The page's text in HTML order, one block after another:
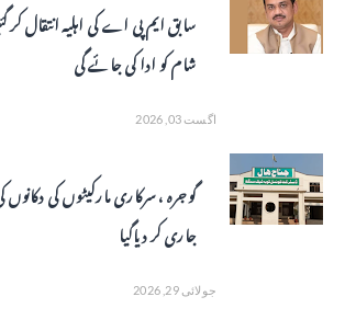
سابق ایم پی اے کی اہلیہ انتقال کر
شام کو ادا کی جائے گی
اگست 03, 2026
گوجرہ ، سرکاری مارکیٹوں کی دکانوں
جاری کر دیاگیا
جولائی 29, 2026